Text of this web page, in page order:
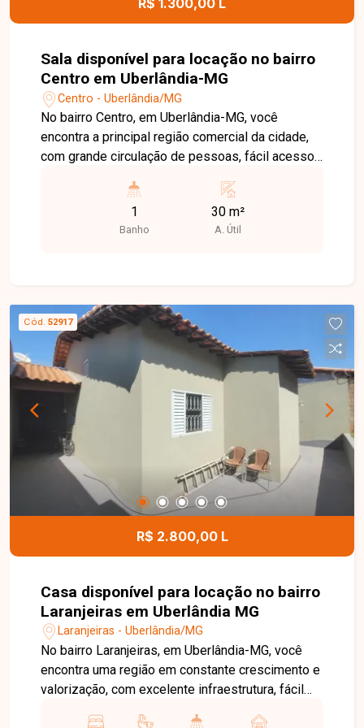
R$ 1.300,00 L
Sala disponível para locação no bairro
Centro em Uberlândia-MG
Centro - Uberlândia/MG
No bairro Centro, em Uberlândia-MG, você
encontra a principal região comercial da cidade,
com grande circulação de pessoas, fácil acesso
bancos, restaurantes, lojas e serviços, tornando-
se um excelente endereço para empresas e
profissionais. Sala comercial disponível para
funcional e bem distribuído, ideal para
escritórios, consultórios e diversos segmentos
profissionais. O edifício conta com portaria,
proporcionando mais segurança e comodidade
para empresários, colaboradores e clientes. Uma
excelente oportunidade para instalar o seu
negócio em uma localização estratégica no
Centro de Uberlândia. Entre em contato e agende
sua visita!
1
Banho
30 m²
A. Útil
Cód. 52917
R$ 2.800,00 L
Casa disponível para locação no bairro
Laranjeiras em Uberlândia MG
Laranjeiras - Uberlândia/MG
No bairro Laranjeiras, em Uberlândia-MG, você
encontra uma região em constante crescimento e
valorização, com excelente infraestrutura, fácil